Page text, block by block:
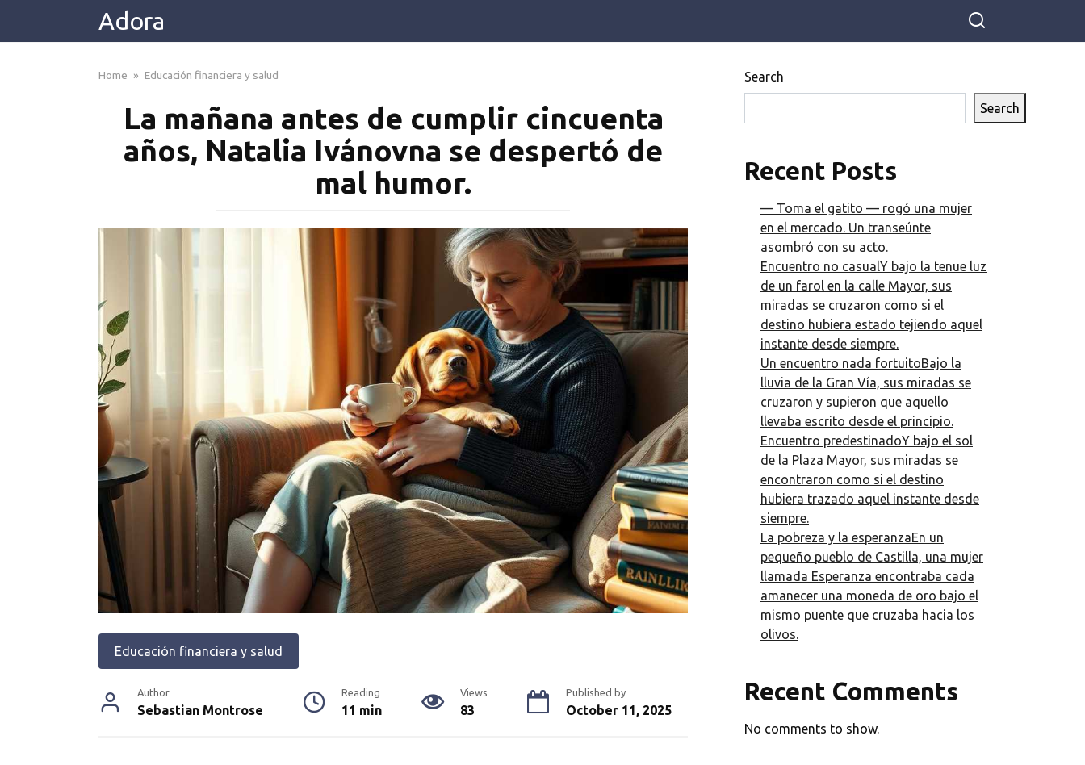
Adora
Home » Educación financiera y salud
La mañana antes de cumplir cincuenta
años, Natalia Ivánovna se despertó de
mal humor.
Educación financiera y salud
Author
Sebastian Montrose
Reading
11 min
Views
83
Published by
October 11, 2025
Search
Search
Recent Posts
— Toma el gatito — rogó una mujer
en el mercado. Un transeúnte
asombró con su acto.
Encuentro no casualY bajo la tenue luz
de un farol en la calle Mayor, sus
miradas se cruzaron como si el
destino hubiera estado tejiendo aquel
instante desde siempre.
Un encuentro nada fortuitoBajo la
lluvia de la Gran Vía, sus miradas se
cruzaron y supieron que aquello
llevaba escrito desde el principio.
Encuentro predestinadoY bajo el sol
de la Plaza Mayor, sus miradas se
encontraron como si el destino
hubiera trazado aquel instante desde
siempre.
La pobreza y la esperanzaEn un
pequeño pueblo de Castilla, una mujer
llamada Esperanza encontraba cada
amanecer una moneda de oro bajo el
mismo puente que cruzaba hacia los
olivos.
Recent Comments
No comments to show.